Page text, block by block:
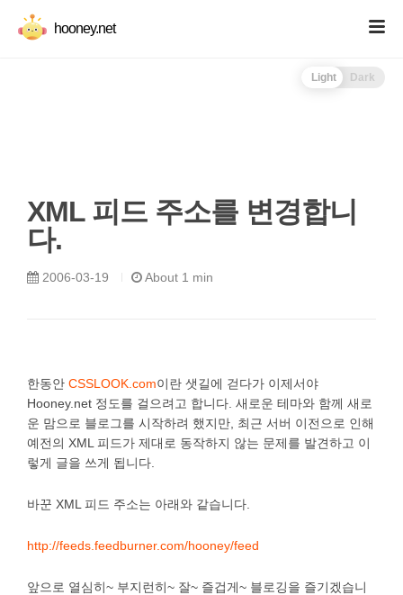
hooney.net
Light Dark
XML 피드 주소를 변경합니
다.
2006-03-19 About 1 min
한동안 CSSLOOK.com이란 샛길에 걷다가 이제서야
Hooney.net 정도를 걸으려고 합니다. 새로운 테마와 함께 새로
운 맘으로 블로그를 시작하려 했지만, 최근 서버 이전으로 인해
예전의 XML 피드가 제대로 동작하지 않는 문제를 발견하고 이
렇게 글을 쓰게 됩니다.
바꾼 XML 피드 주소는 아래와 같습니다.
http://feeds.feedburner.com/hooney/feed
앞으로 열심히~ 부지런히~ 잘~ 즐겁게~ 블로깅을 즐기겠습니